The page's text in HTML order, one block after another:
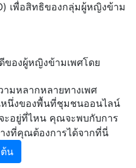
เพื่อสิทธิของกลุ่มผู้หญิงข้าม
องผู้หญิงข้ามเพศโดย
มหลากหลายทางเพศ
หนึ่งของพื้นที่ชุมชนออนไลน์
ะอยู่ที่ไหน คุณจะพบกับการ
งที่คุณต้องการได้จากที่นี่
ต้น